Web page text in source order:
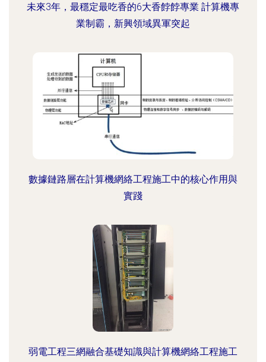
未來3年，最穩定最吃香的6大香餑餑專業 計算機專
業制霸，新興領域異軍突起
數據鏈路層在計算機網絡工程施工中的核心作用與
實踐
弱電工程三網融合基礎知識與計算機網絡工程施工